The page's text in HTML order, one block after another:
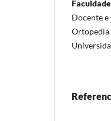
Docente
Ortopedia